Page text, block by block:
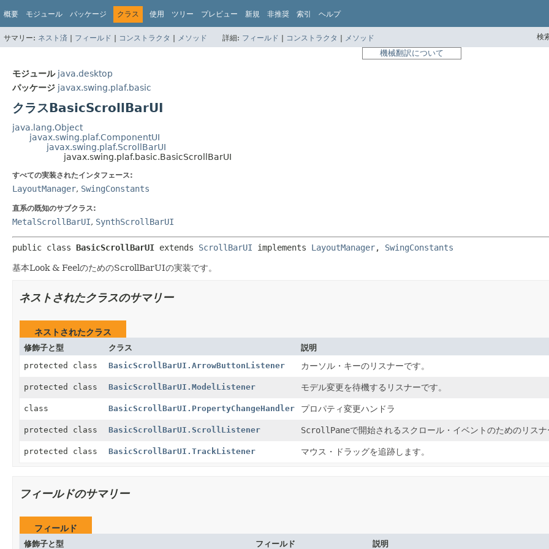
概要 モジュール パッケージ クラス 使用 ツリー プレビュー 新規 非推奨 索引 ヘルプ
サマリー: ネスト済 | フィールド | コンストラクタ | メソッド 詳細: フィールド | コンストラクタ | メソッド 検
機械翻訳について
モジュール java.desktop
パッケージ javax.swing.plaf.basic
クラスBasicScrollBarUI
java.lang.Object
javax.swing.plaf.ComponentUI
javax.swing.plaf.ScrollBarUI
javax.swing.plaf.basic.BasicScrollBarUI
すべての実装されたインタフェース:
LayoutManager, SwingConstants
直系の既知のサブクラス:
MetalScrollBarUI, SynthScrollBarUI
public class BasicScrollBarUI extends ScrollBarUI implements LayoutManager, SwingConstants
基本Look & FeelのためのScrollBarUIの実装です。
ネストされたクラスのサマリー
ネストされたクラス
修飾子と型 クラス
説明
protected class
BasicScrollBarUI.ArrowButtonListener カーソル・キーのリスナーです。
protected class BasicScrollBarUI.ModelListener モデル変更を待機するリスナーです。
class BasicScrollBarUI.PropertyChangeHandler プロパティ変更ハンドラ
protected class BasicScrollBarUI.ScrollListener ScrollPaneで開始されるスクロール・イベントのためのリス
protected class BasicScrollBarUI.TrackListener マウス・ドラッグを追跡します。
フィールドのサマリー
フィールド
修飾子と型 フィールド 説明